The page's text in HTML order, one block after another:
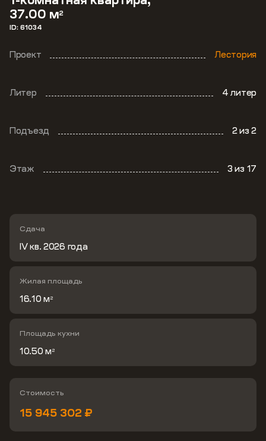
37.00 м2
ID: 61034
Проект Лестория
Литер 4 литер
Подъезд 2из 2
Этаж 3из 17
Сдача
IV кв. 2026 года
Жилая площадь
16.10 м 2
Площадь кухни
10.50 м 2
Стоимость
15 945 302 ₽